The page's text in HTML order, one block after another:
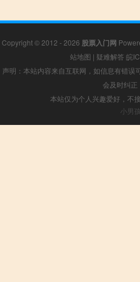
Copyright © 2012 - 2026 股票入门网
站地图 | 疑难解答 皖
声明：本站内容来自互联网，如信息有错
会及时纠正
本站仅为个人兴趣爱好，不
小男孩